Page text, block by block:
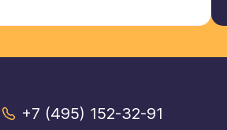
+7 (495) 152-32-91